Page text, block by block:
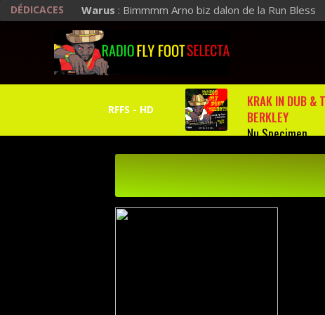
DÉDICACES Warus : Bimmmm Arno biz dalon de la Run Bless
KRAK IN DUB &
BERKLEY
Nu Specimen